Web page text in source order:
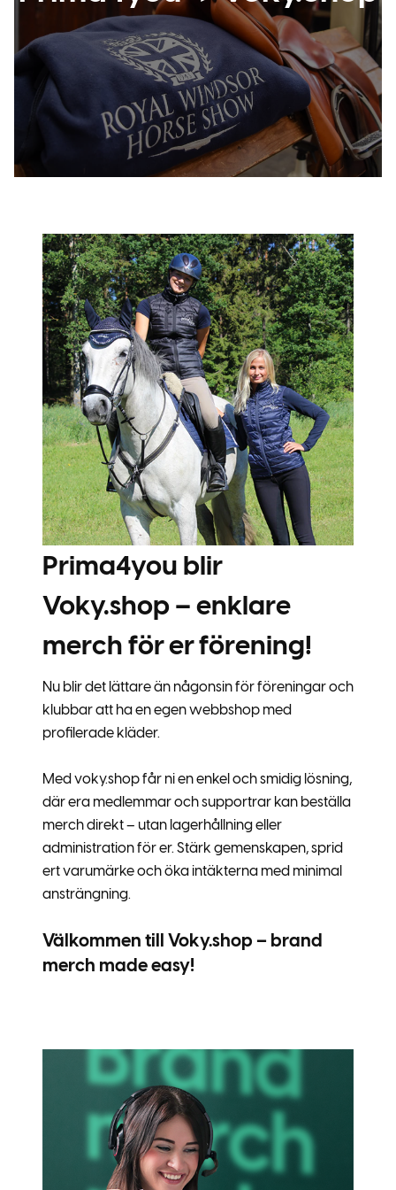
Prima4you blir
Voky.shop – enklare
merch för er förening!
Nu blir det lättare än någonsin för föreningar och
klubbar att ha en egen webbshop med
profilerade kläder.
Med voky.shop får ni en enkel och smidig lösning,
där era medlemmar och supportrar kan beställa
merch direkt – utan lagerhållning eller
administration för er. Stärk gemenskapen, sprid
ert varumärke och öka intäkterna med minimal
ansträngning.
Välkommen till Voky.shop – brand
merch made easy!